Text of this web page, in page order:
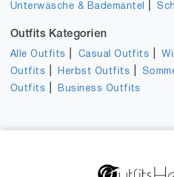
Unterwäsche & Bademäntel |
Outfits Kategorien
Alle Outfits Casual Outfits |
Outfits
Herbst Outfits
Outfits
Business Outfits